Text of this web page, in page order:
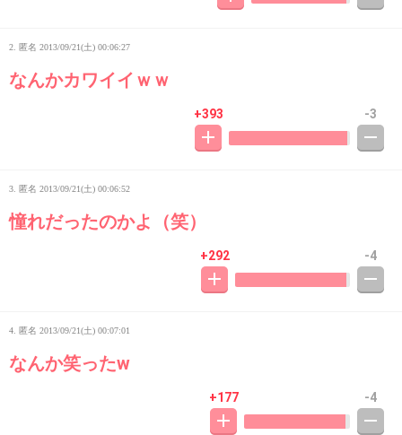
2. 匿名 2013/09/21(土) 00:06:27
なんかカワイイｗｗ
+393 -3
3. 匿名 2013/09/21(土) 00:06:52
憧れだったのかよ（笑）
+292 -4
4. 匿名 2013/09/21(土) 00:07:01
なんか笑ったw
+177 -4